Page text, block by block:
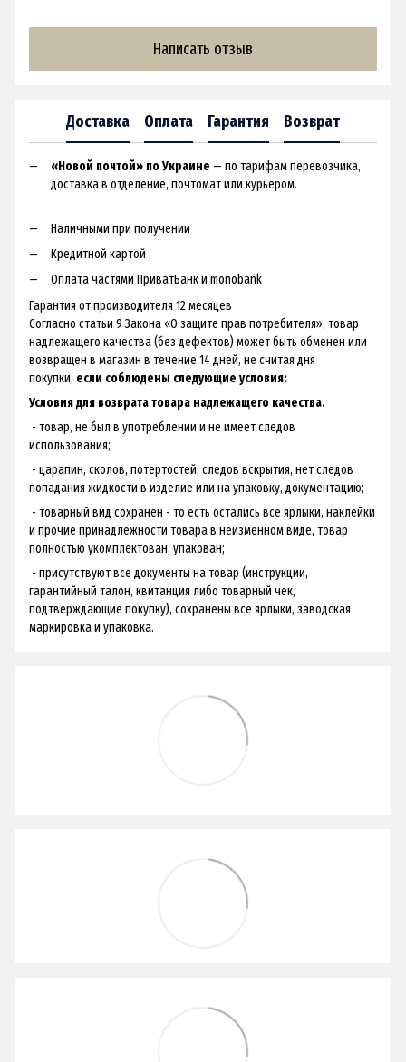
Написать отзыв
Доставка Оплата Гарантия Возврат
«Новой почтой» по Украине — по тарифам перевозчика,
доставка в отделение, почтомат или курьером.
Наличными при получении
Кредитной картой
Оплата частями ПриватБанк и monobank
Гарантия от производителя 12 месяцев
Согласно статьи 9 Закона «О защите прав потребителя», товар
надлежащего качества (без дефектов) может быть обменен или
возвращен в магазин в течение 14 дней, не считая дня
покупки, если соблюдены следующие условия:
Условия для возврата товара надлежащего качества.
- товар, не был в употреблении и не имеет следов
использования;
- царапин, сколов, потертостей, следов вскрытия, нет следов
попадания жидкости в изделие или на упаковку, документацию;
- товарный вид сохранен - ​​то есть остались все ярлыки, наклейки
и прочие принадлежности товара в неизменном виде, товар
полностью укомплектован, упакован;
- присутствуют все документы на товар (инструкции,
гарантийный талон, квитанция либо товарный чек,
подтверждающие покупку), сохранены все ярлыки, заводская
маркировка и упаковка.